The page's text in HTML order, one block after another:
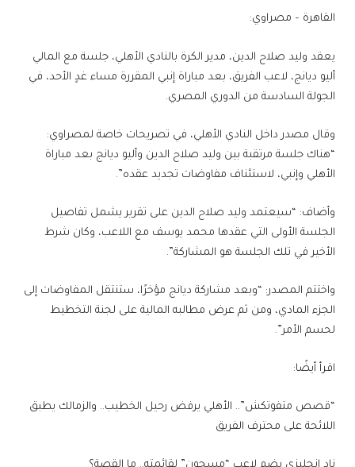
القاهرة – مصراوي:
يعقد وليد صلاح الدين، مدير الكرة بالنادي الأهلي، جلسة مع المالي
أليو ديانج، لاعب الفريق، بعد مباراة إنبي المقررة مساء غدٍ الأحد، في
الجولة السادسة من الدوري المصري.
وقال مصدر داخل النادي الأهلي، في تصريحات خاصة لمصراوي:
“هناك جلسة مرتقبة بين وليد صلاح الدين وأليو ديانج بعد مباراة
الأهلي وإنبي، لاستئناف مفاوضات تجديد عقده”.
وأضاف: “سيعتمد وليد صلاح الدين على تقرير يشمل تفاصيل
الجلسة الأولى التي عقدها محمد يوسف مع اللاعب، وكان شرط
الأخير في تلك الجلسة هو المشاركة”.
واختتم المصدر: “وبعد مشاركة ديانج مؤخرًا، ستنتقل المفاوضات إلى
الجزء المادي، ومن ثم عرض مطالبه المالية على لجنة التخطيط
لحسم الأمر”.
اقرأ أيضًا:
“قصص متفوتكش”.. الأهلي يرفض رحيل الخطيب.. والزمالك يطبق
اللائحة على محترف الفريق